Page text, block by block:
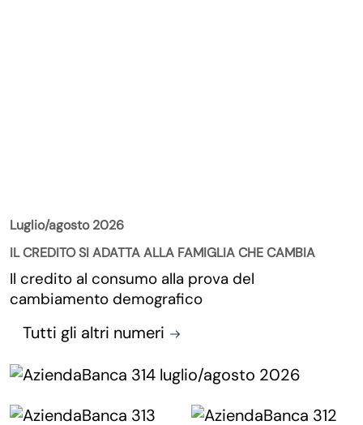
Luglio/agosto 2026
IL CREDITO SI ADATTA ALLA FAMIGLIA CHE CAMBIA
Il credito al consumo alla prova del
cambiamento demografico
Tutti gli altri numeri